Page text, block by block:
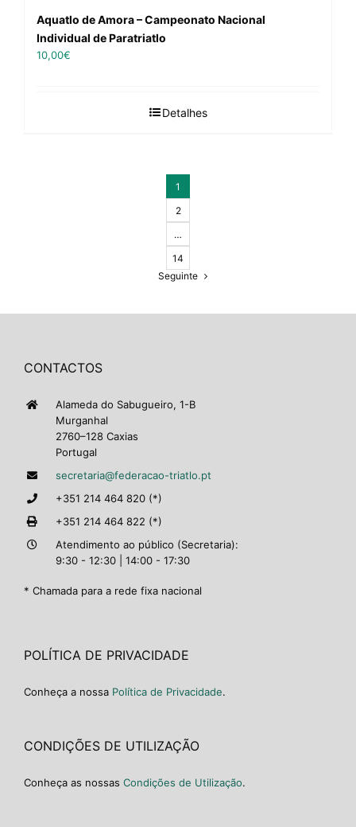
Aquatlo de Amora – Campeonato Nacional
Individual de Paratriatlo
10,00€
Detalhes
1
2
…
14
Seguinte
CONTACTOS
Alameda do Sabugueiro, 1-B
Murganhal
2760–128 Caxias
Portugal
secretaria@federacao-triatlo.pt
+351 214 464 820 (*)
+351 214 464 822 (*)
Atendimento ao público (Secretaria):
9:30 - 12:30 | 14:00 - 17:30
* Chamada para a rede fixa nacional
POLÍTICA DE PRIVACIDADE
Conheça a nossa Política de Privacidade.
CONDIÇÕES DE UTILIZAÇÃO
Conheça as nossas Condições de Utilização.